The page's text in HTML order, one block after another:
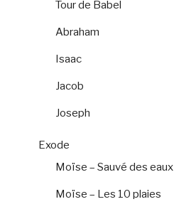
Tour de Babel
Abraham
Isaac
Jacob
Joseph
Exode
Moïse – Sauvé des eaux
Moïse – Les 10 plaies